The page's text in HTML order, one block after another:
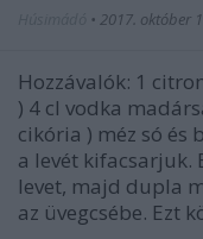
• 2017. október
Hozzávalók: 1
) 4 cl vodka
cikória ) méz só és
a levét kifacsarjuk.
levet, majd dupla
az üvegcsébe. Ezt